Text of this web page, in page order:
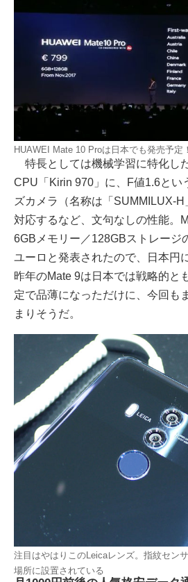
HUAWEI Mate 10 Proは日本でも発売予定！
特長としては機械学習に特化し
CPU「Kirin 970」に、F値1.6とい
ズカメラ（名称は「SUMMILUX-
対応するなど、文句なしの性能。
6GBメモリー／128GBストレージ
ユーロと発表されたので、日本円
昨年のMate 9は日本では戦略的と
定で品薄になっただけに、今回も
まりそうだ。
注目はやはりこのLeicaレンズ。指紋セン
場所に設置されている